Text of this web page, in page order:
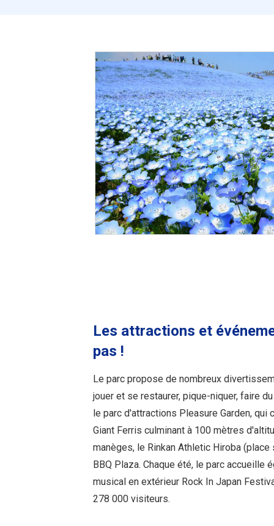
Les attractions et
pas !
Le parc propose de nombreux
jouer et se restaurer, pique-niquer, faire
le parc d'attractions Pleasure Garden, qui
Giant Ferris culminant à 100 mètres
manèges, le Rinkan Athletic Hiroba
BBQ Plaza. Chaque été, le parc accueille
musical en extérieur Rock In Japan
278 000 visiteurs.